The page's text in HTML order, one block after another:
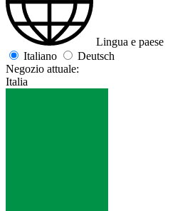
Lingua e paese
Italiano
Deutsch
Negozio attuale:
Italia